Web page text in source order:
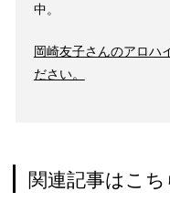
中。
岡崎友子さんのアロハ
ださい。
関連記事はこち